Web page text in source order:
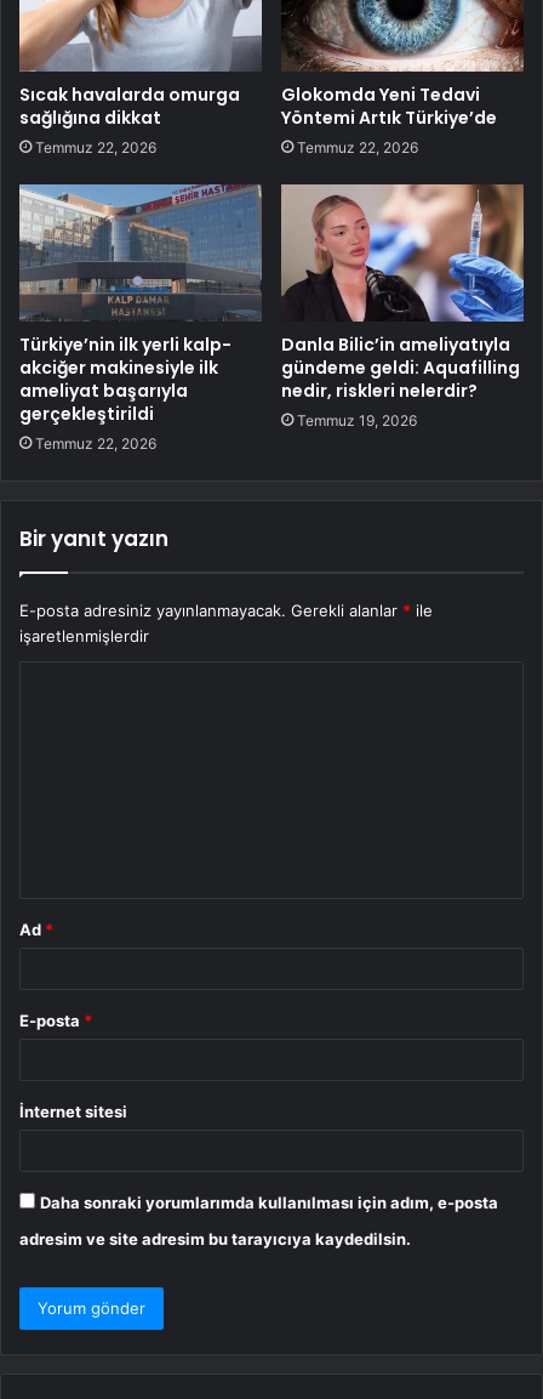
Sıcak havalarda omurga
sağlığına dikkat
Temmuz 22, 2026
Glokomda Yeni Tedavi
Yöntemi Artık Türkiye’de
Temmuz 22, 2026
Türkiye’nin ilk yerli kalp-
akciğer makinesiyle ilk
ameliyat başarıyla
gerçekleştirildi
Temmuz 22, 2026
Danla Bilic’in ameliyatıyla
gündeme geldi: Aquafilling
nedir, riskleri nelerdir?
Temmuz 19, 2026
Bir yanıt yazın
E-posta adresiniz yayınlanmayacak. Gerekli alanlar * ile
işaretlenmişlerdir
Ad *
E-posta *
İnternet sitesi
Daha sonraki yorumlarımda kullanılması için adım, e-posta
adresim ve site adresim bu tarayıcıya kaydedilsin.